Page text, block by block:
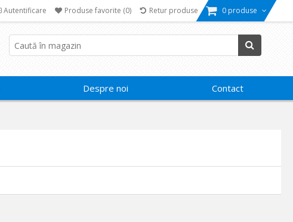
Autentificare Produse favorite (0) Retur produse 0 produse
Despre noi Contact